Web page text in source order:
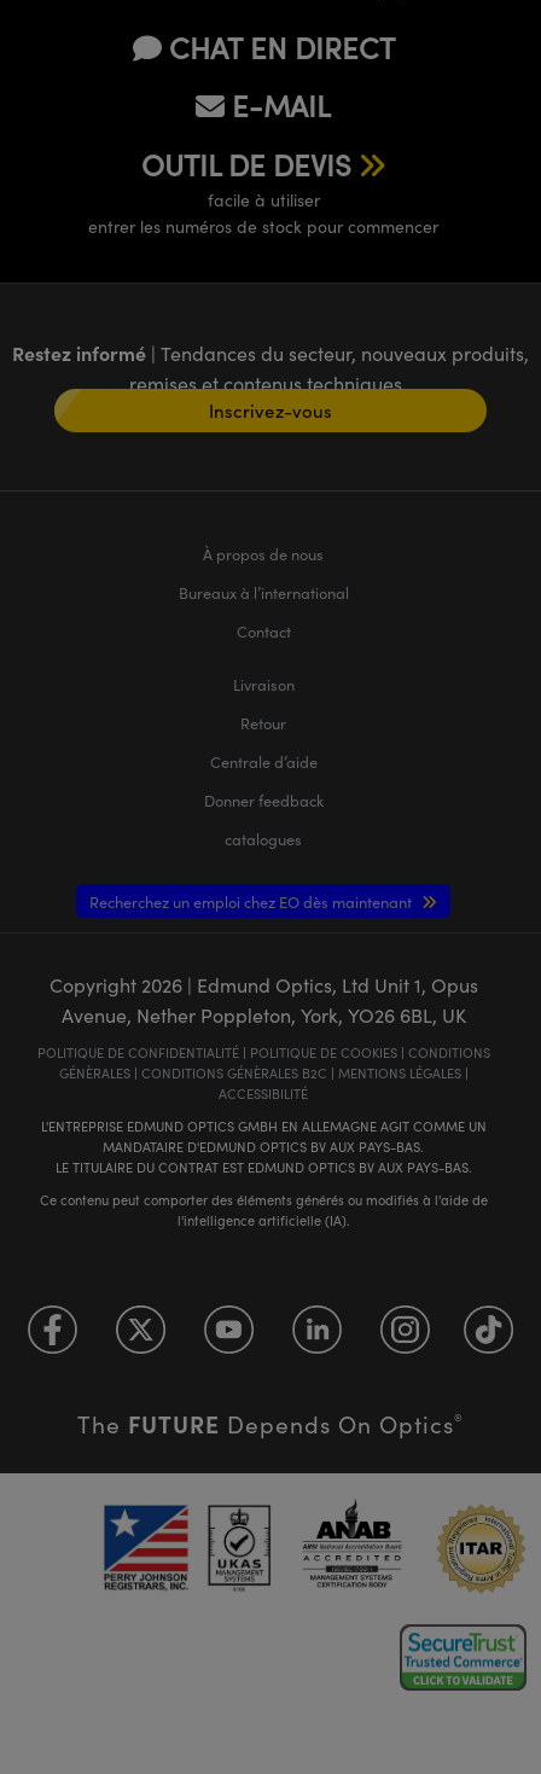
CHAT EN DIRECT
E-MAIL
OUTIL DE DEVIS
facile à utiliser
entrer les numéros de stock pour commencer
Restez informé | Tendances du secteur, nouveaux produits,
remises et contenus techniques
Inscrivez-vous
À propos de nous
Bureaux à l’international
Contact
Livraison
Retour
Centrale d’aide
Donner feedback
catalogues
Recherchez un emploi chez EO dès maintenant
Copyright 2026| Edmund Optics, Ltd Unit 1, Opus
Avenue, Nether Poppleton, York, YO26 6BL, UK
POLITIQUE DE CONFIDENTIALITÉ| POLITIQUE DE COOKIES| CONDITIONS
GÉNÈRALES| CONDITIONS GÉNÈRALES B2C | MENTIONS LÉGALES|
ACCESSIBILITÉ
L'ENTREPRISE EDMUND OPTICS GMBH EN ALLEMAGNE AGIT COMME UN
MANDATAIRE D'EDMUND OPTICS BV AUX PAYS-BAS.
LE TITULAIRE DU CONTRAT EST EDMUND OPTICS BV AUX PAYS-BAS.
Ce contenu peut comporter des éléments générés ou modifiés à l'aide de
l'intelligence artificielle (IA).
The FUTURE Depends On Optics®